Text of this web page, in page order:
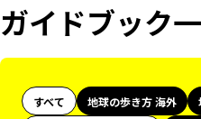
ガイドブック
すべて 地球の歩き方 海外